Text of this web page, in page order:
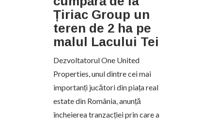
Țiriac Group un
teren de 2 ha pe
malul Lacului Tei
Dezvoltatorul One United
Properties, unul dintre cei mai
importanți jucători din piața real
estate din România, anunță
încheierea tranzacției prin care a